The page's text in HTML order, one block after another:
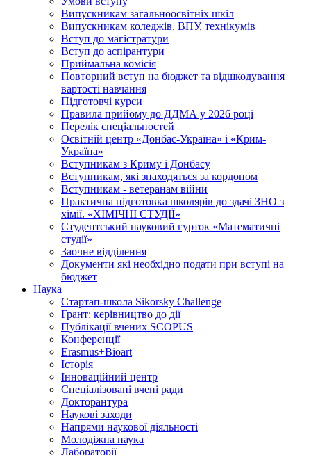
Випускникам загальноосвітніх шкіл
Випускникам коледжів, ВПУ, технікумів
Вступ до магістратури
Вступ до аспірантури
Приймальна комісія
Повторний вступ на бюджет та відшкодування
вартості навчання
Підготовчі курси
Правила прийому до ДДМА у 2026 році
Перелік спеціальностей
Освітній центр «Донбас-Україна» і «Крим-
Україна»
Вступникам з Криму і Донбасу
Вступникам, які знаходяться за кордоном
Вступникам - ветеранам війни
Практична підготовка школярів до здачі ЗНО з
хімії. «ХІМІЧНІ СТУДІЇ»
Студентський науковий гурток «Математичні
студії»
Заочне відділення
Документи які необхідно подати при вступі на
бюджет
Наука
Стартап-школа Sikorsky Challenge
Грант: керівництво до дії
Публікації вчених SCOPUS
Конференції
Erasmus+Bioart
Історія
Інноваційний центр
Спеціалізовані вчені ради
Докторантура
Наукові заходи
Напрями наукової діяльності
Молодіжна наука
Лабораторії